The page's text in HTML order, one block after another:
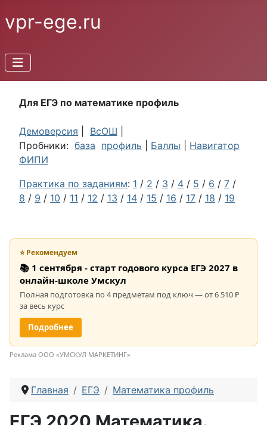
vpr-ege.ru
Для ЕГЭ по математике профиль
Демоверсия ВсОШ
Пробники: база профиль Баллы
Навигатор
ФИПИ
Практика по заданиям: 1 / 2 / 3 / 4 / 5 / 6 / 7 /
8 / 9 / 10 / 11 / 12 / 13 / 14 / 15 / 16 / 17 / 18 / 19
⭐ Рекомендуем
📚 1 сентября - старт годового курса ЕГЭ 2027 в
онлайн-школе Умскул
Полная подготовка по 4 предметам под ключ — от 6 510 ₽
за весь курс
Подробнее
Реклама ООО «УМСКУЛ МАРКЕТИНГ»
Главная ЕГЭ Математика профиль